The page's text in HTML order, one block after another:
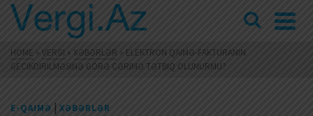
HOME » VERGI » XƏBƏRLƏR » ELEKTRON QAIMƏ-FAKTURANIN
GECIKDIRILMƏSINƏ GÖRƏ CƏRIMƏ TƏTBIQ OLUNURMU?
E-QAIMƏ | XƏBƏRLƏR